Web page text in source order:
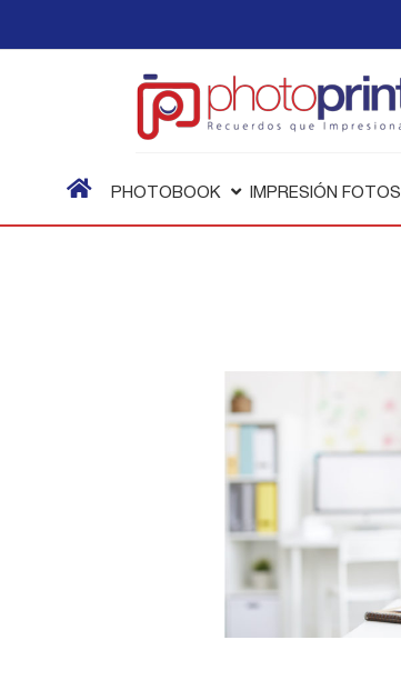
PHOTOBOOK IMPRESIÓN FOTOS